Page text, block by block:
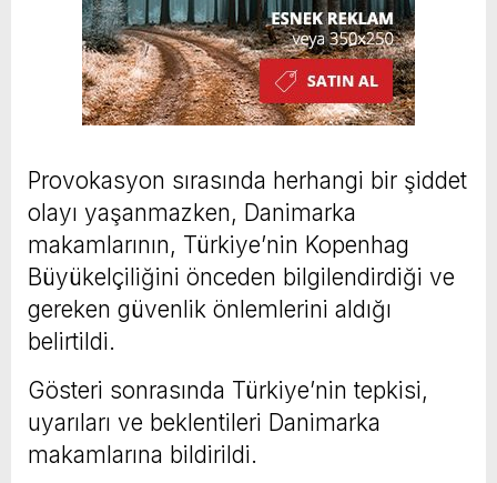
Provokasyon sırasında herhangi bir şiddet
olayı yaşanmazken, Danimarka
makamlarının, Türkiye’nin Kopenhag
Büyükelçiliğini önceden bilgilendirdiği ve
gereken güvenlik önlemlerini aldığı
belirtildi.
Gösteri sonrasında Türkiye’nin tepkisi,
uyarıları ve beklentileri Danimarka
makamlarına bildirildi.